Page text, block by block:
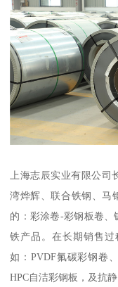
上海志辰实业有限公
湾烨辉、联合铁钢、马
的：彩涂卷-彩钢板卷
铁产品。在长期销售
如：PVDF氟碳彩钢卷
HPC自洁彩钢板，及抗